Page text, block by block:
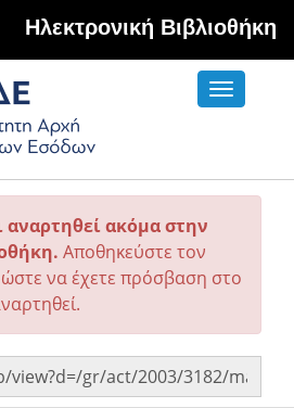
Hλεκτρονική Βιβλιοθήκη
Toggle
αναρτηθεί ακόμα στην
Αποθηκεύστε τον
να έχετε πρόσβαση στο